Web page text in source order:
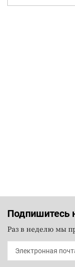
Подпишитесь
Раз в неделю мы